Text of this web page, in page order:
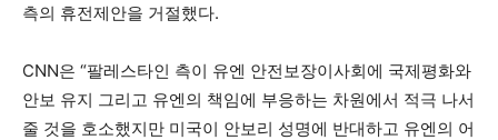
측의 휴전제안을 거절했다.
CNN은 “팔레스타인 측이 유엔 안전보장이사회에 국제평화와
안보 유지 그리고 유엔의 책임에 부응하는 차원에서 적극 나서
줄 것을 호소했지만 미국이 안보리 성명에 반대하고 유엔의 어